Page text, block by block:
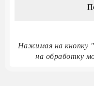
Нажимая на кнопку
на обработку